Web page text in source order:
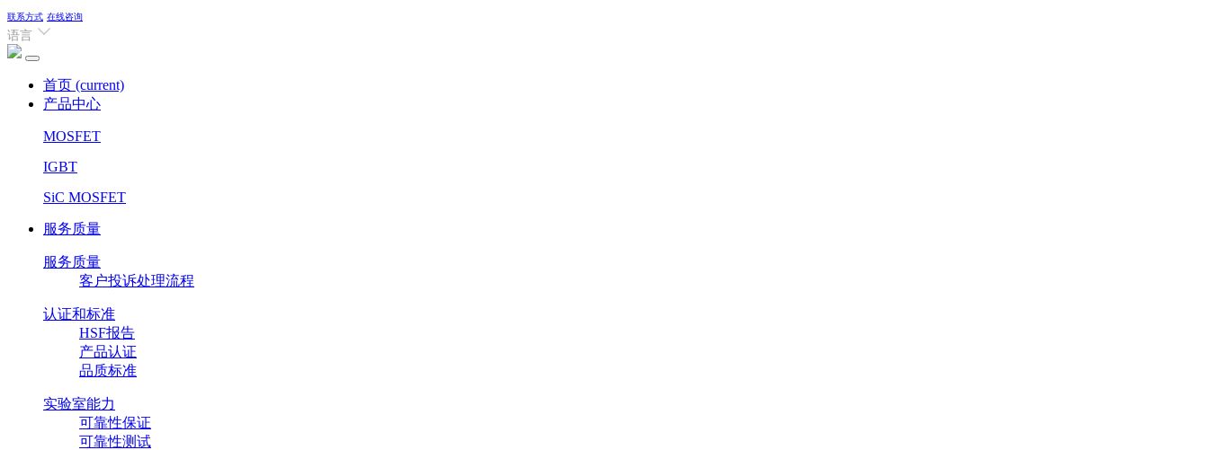
联系方式 在线咨询
语言
首页 (current)
产品中心
MOSFET
IGBT
SiC MOSFET
服务质量
服务质量
客户投诉处理流程
认证和标准
HSF报告
产品认证
品质标准
实验室能力
可靠性保证
可靠性测试